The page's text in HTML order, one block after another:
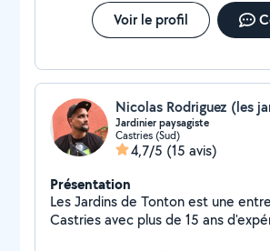
Voir le profil
Jardinier paysagiste
Castries (Sud)
4,7/5 (15 avis)
Présentation
Les Jardins de Tonton est une
Castries avec plus de 15 ans